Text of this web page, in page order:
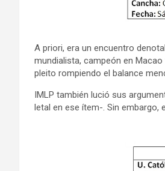
A priori, era un encuentro
mundialista, campeón en
pleito rompiendo el balance
IMLP también lució sus
letal en ese ítem-. Sin